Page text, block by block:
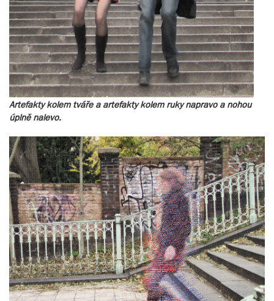
Artefakty kolem tváře a artefakty kolem ruky napravo a nohou
úplně nalevo.